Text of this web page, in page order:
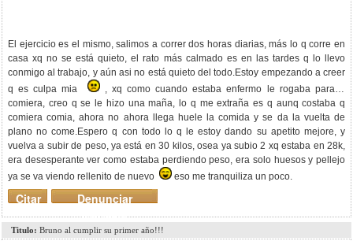
El ejercicio es el mismo, salimos a correr dos horas diarias, más lo q corre en
casa xq no se está quieto, el rato más calmado es en las tardes q lo llevo
conmigo al trabajo, y aún asi no está quieto del todo.Estoy empezando a creer
q es culpa mia
, xq como cuando estaba enfermo le rogaba para q
comiera, creo q se le hizo una maña, lo q me extraña es q aunq costaba q
comiera comia, ahora no ahora llega huele la comida y se da la vuelta de
plano no come.Espero q con todo lo q le estoy dando su apetito mejore, y
vuelva a subir de peso, ya está en 30 kilos, osea ya subio 2 xq estaba en 28k,
era desesperante ver como estaba perdiendo peso, era solo huesos y pellejo
ya se va viendo rellenito de nuevo
eso me tranquiliza un poco.
Denunciar
mensaje
Citar
Titulo: Bruno al cumplir su primer año!!!